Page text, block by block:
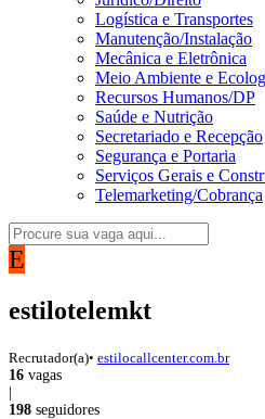
Logística e Transportes
Manutenção/Instalação
Mecânica e Eletrônica
Meio Ambiente e
Recursos Humanos/DP
Saúde e Nutrição
Secretariado e Recepção
Segurança e Portaria
Serviços Gerais e
Telemarketing/Cobrança
E
estilotelemkt
Recrutador(a)• estilocallcenter.com.br
16 vagas
198 seguidores